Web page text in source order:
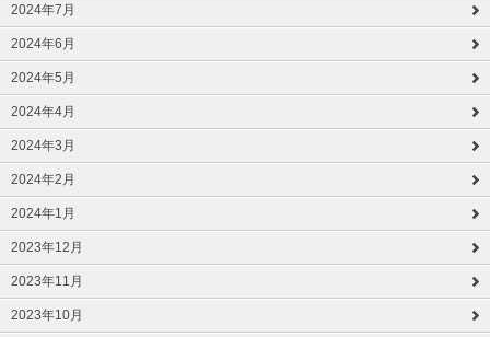
2024年7月
2024年6月
2024年5月
2024年4月
2024年3月
2024年2月
2024年1月
2023年12月
2023年11月
2023年10月